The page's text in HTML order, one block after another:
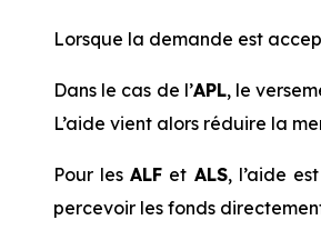
Lorsque la demande est
Dans le cas de l’APL, le
L’aide vient alors réduire la
Pour lesALF et ALS, l’aide
percevoir les fonds